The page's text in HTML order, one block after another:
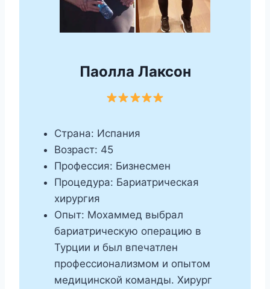
Паолла Лаксон
Страна: Испания
Возраст: 45
Профессия: Бизнесмен
Процедура: Бариатрическая
хирургия
Опыт: Мохаммед выбрал
бариатрическую операцию в
Турции и был впечатлен
профессионализмом и опытом
медицинской команды. Хирург